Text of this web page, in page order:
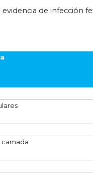
de infección